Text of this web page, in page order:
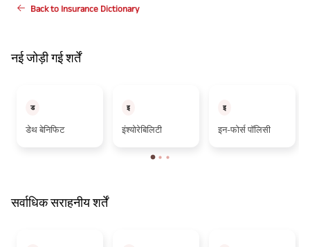
Back to Insurance Dictionary
नई जोड़ी गई शर्तें
ड
डेथ बेनिफिट
इ
इंश्योरेबिलिटी
इ
इन-फोर्स पॉलिसी
सर्वाधिक सराहनीय शर्तें